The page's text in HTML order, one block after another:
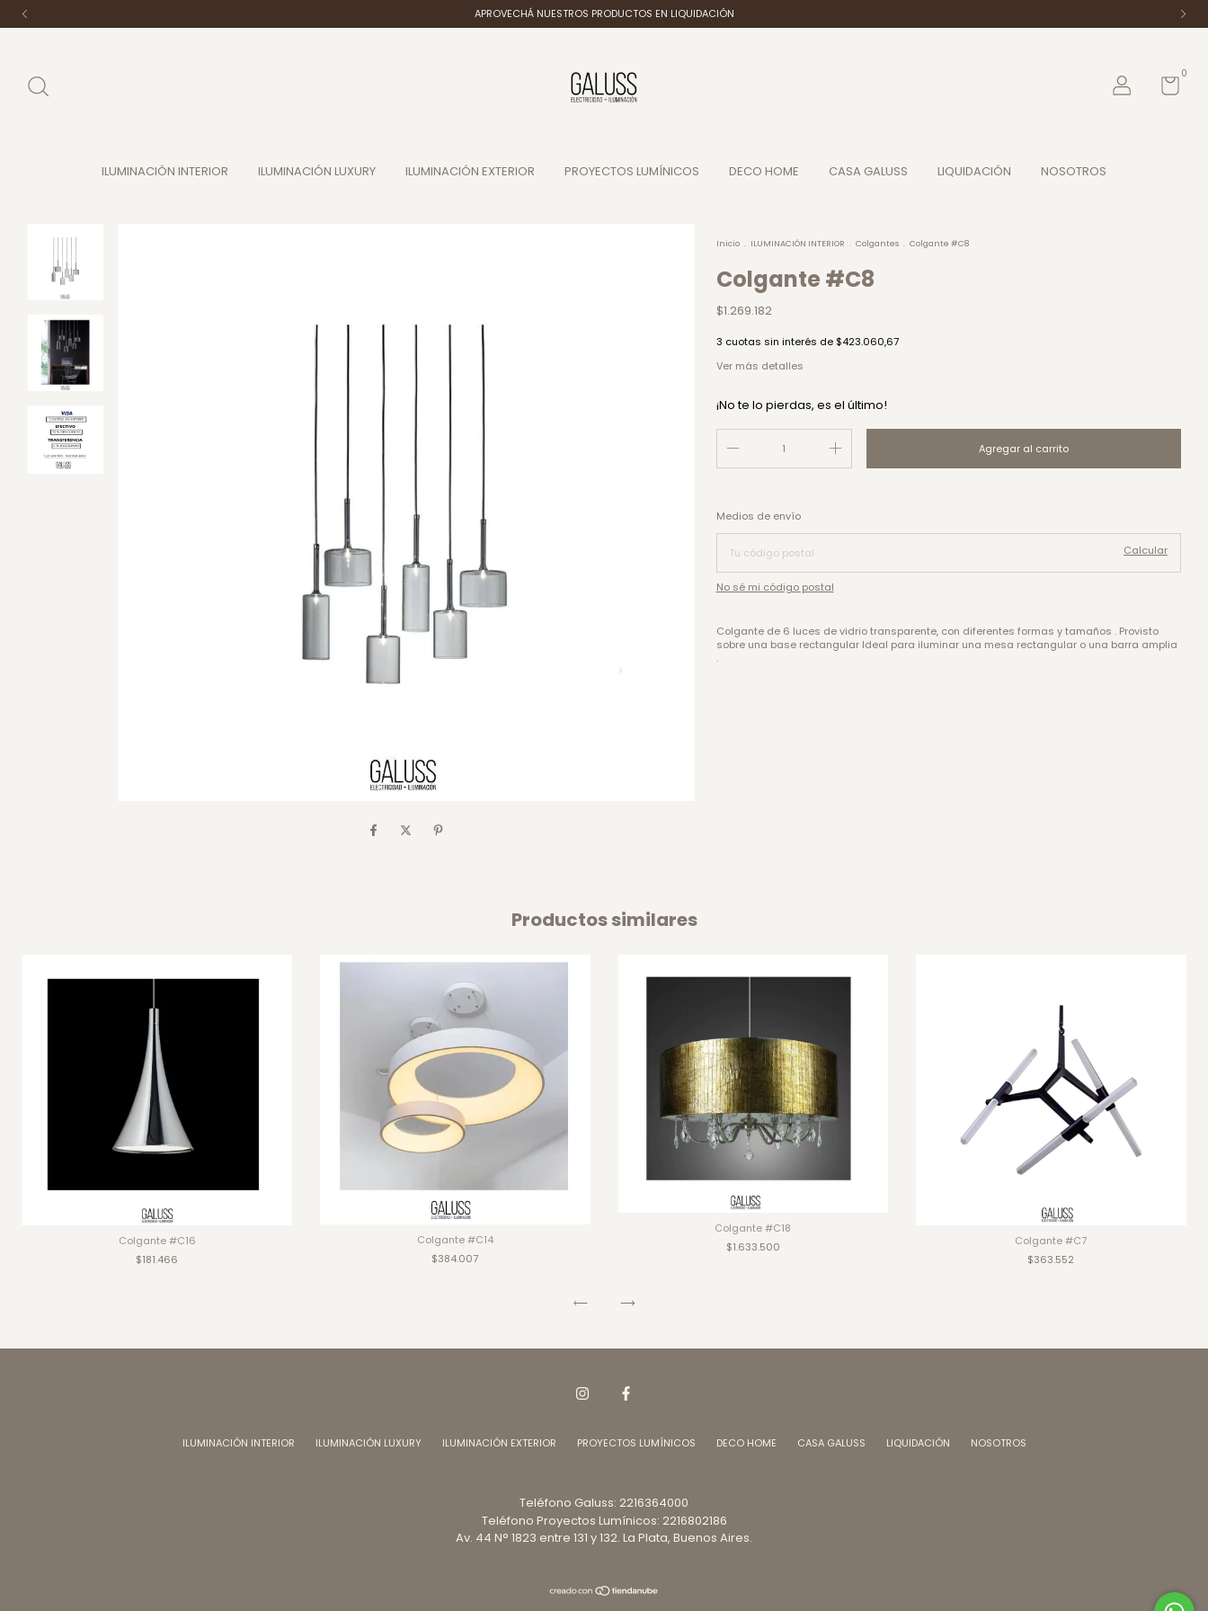
APROVECHÁ NUESTROS PRODUCTOS EN LIQUIDACIÓN
0
ILUMINACIÓN INTERIOR ILUMINACIÓN LUXURY ILUMINACIÓN EXTERIOR PROYECTOS LUMÍNICOS DECO HOME CASA GALUSS LIQUIDACIÓN NOSOTROS
Inicio . ILUMINACIÓN INTERIOR . Colgantes . Colgante #C8
Colgante #C8
$1.269.182
3 cuotas sin interés de $423.060,67
Ver más detalles
¡No te lo pierdas, es el último!
Entregas para el CP:
Medios de envío
Calcular
No sé mi código postal
Colgante de 6 luces de vidrio transparente, con diferentes formas y tamaños . Provisto
sobre una base rectangular Ideal para iluminar una mesa rectangular o una barra amplia
.
Productos similares
Colgante #C16
$181.466
Colgante #C14
$384.007
Colgante #C18
$1.633.500
Colgante #C7
$363.552
ILUMINACIÓN INTERIOR ILUMINACIÓN LUXURY ILUMINACIÓN EXTERIOR PROYECTOS LUMÍNICOS DECO HOME CASA GALUSS LIQUIDACIÓN NOSOTROS
Teléfono Galuss: 2216364000
Teléfono Proyectos Lumínicos: 2216802186
Av. 44 N° 1823 entre 131 y 132. La Plata, Buenos Aires.